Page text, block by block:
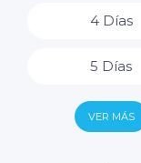
4 Días
5 Días
6 Días
VER MÁS